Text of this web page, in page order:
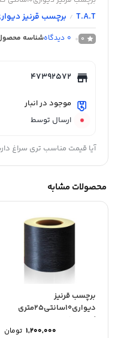
T.A.T
/ برچسب قرنیز
0
0 دیدگاهشناسه
47392572
موجود در انبار
ارسال توسط
آیا قیمت مناسب تری سراغ
محصولات مشابه
برچسب قرنیز
دیواری10سانتی25متری
کد:1005
1,200,000 تومان